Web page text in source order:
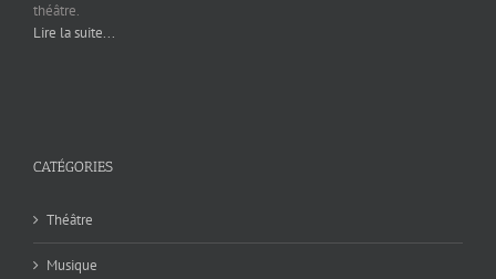
théâtre.
Lire la suite...
CATÉGORIES
Théâtre
Musique